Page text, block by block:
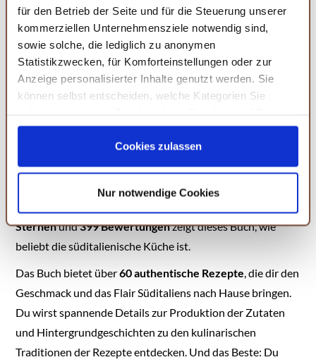
für den Betrieb der Seite und für die Steuerung unserer
kommerziellen Unternehmensziele notwendig sind,
sowie solche, die lediglich zu anonymen
Statistikzwecken, für Komforteinstellungen oder zur
Anzeige personalisierter Inhalte genutzt werden. Sie
können selbst entscheiden, welche Kategorien Sie
Ihrer Einstellungen womöglich nicht mehr alle
Serviceleistungen auf der Seite zur Verfügung stehen.
Sie können Ihre Einwilligung selbstverständlich jederzeit
und diese abändern. Die Rechtmäßigkeit der aufgrund
der Einwilligung bis zum Widerruf erfolgten Verarbeitung
wird hiervon nicht berührt. Weitere Informationen finden
Sie in unserenDatenschutzhinweisen.
Cookies zulassen
Nur notwendige Cookies
allen Regionen (GU
Länderküche)
KAUFEN
Süditalien auf dem Teller - authentisch und herzhaft
süditalienischen Hausfrauen
Von der Toskana bis nach Sizilien – "Casalinga" nimmt dich
mit auf eine Reise durch die Küchen der Hausfrauen
Sternenund399 Bewertungenzeigt dieses Buch, wie
beliebt die süditalienische Küche ist.
Das Buch bietet über60 authentische Rezepte , die dir den
Geschmack und das Flair Süditaliens nach Hause bringen.
Du wirst spannende Details zur Produktion der Zutaten
und Hintergrundgeschichten zu den kulinarischen
Traditionen der Rezepte entdecken. Und das Beste: Du